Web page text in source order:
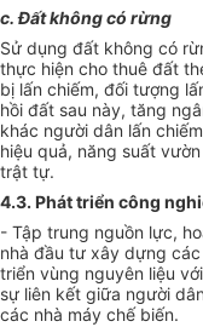
c. Đất không có rừng
Sử dụng đất không có
thực hiện cho thuê đất
bị lấn chiếm, đối tượng
hồi đất sau này, tăng
khác người dân lấn
hiệu quả, năng suất
trật tự.
4.3. Phát triển công
- Tập trung nguồn lực,
nhà đầu tư xây dựng
triển vùng nguyên liệu
sự liên kết giữa người
các nhà máy chế biến.